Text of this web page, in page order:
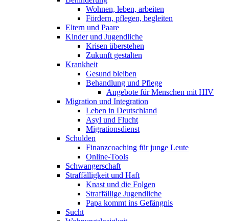
Wohnen, leben, arbeiten
Fördern, pflegen, begleiten
Eltern und Paare
Kinder und Jugendliche
Krisen überstehen
Zukunft gestalten
Krankheit
Gesund bleiben
Behandlung und Pflege
Angebote für Menschen mit HIV
Migration und Integration
Leben in Deutschland
Asyl und Flucht
Migrationsdienst
Schulden
Finanzcoaching für junge Leute
Online-Tools
Schwangerschaft
Straffälligkeit und Haft
Knast und die Folgen
Straffällige Jugendliche
Papa kommt ins Gefängnis
Sucht